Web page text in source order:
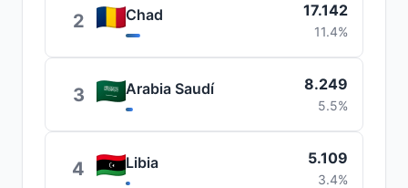
2 Chad 17.142
11.4%
3 Arabia Saudí 8.249
5.5%
4 Libia 5.109
3.4%